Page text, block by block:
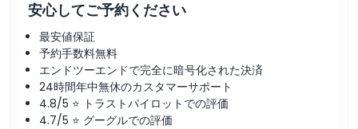
安心してご予約ください
最安値保証
予約手数料無料
エンドツーエンドで完全に暗号化された決済
24時間年中無休のカスタマーサポート
4.8/5 ⭐ トラストパイロットでの評価
4.7/5 ⭐ グーグルでの評価